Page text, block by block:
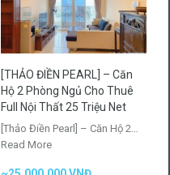
[THẢO ĐIỀN PEARL] – Căn
Hộ 2 Phòng Ngủ Cho Thuê
Full Nội Thất 25 Triệu Net
[Thảo Điền Pearl] – Căn Hộ 2…
Read More